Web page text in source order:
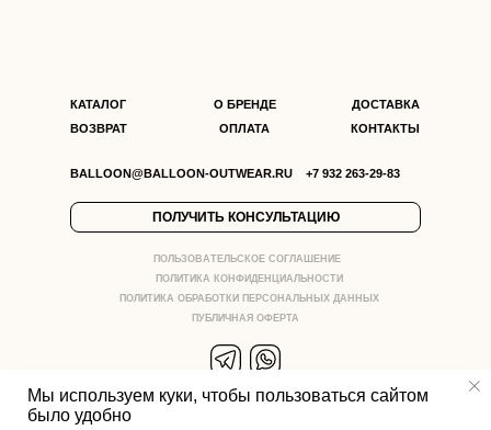
ПОЛУЧИТЬ КОНСУЛЬТАЦИЮ
КАТАЛОГ О БРЕНДЕ
ДОСТАВКА
КОНТАКТЫ
BALLOON. ВСЕ ПРАВА ЗАЩИЩЕНЫ
ПОЛЬЗОВАТЕЛЬСКОЕ СОГЛАШЕНИЕ
ПОЛИТИКА КОНФИДЕНЦИАЛЬНОСТИ
ПОЛИТИКА ОБРАБОТКИ ПЕРСОНАЛЬНЫХ ДАННЫХ
ПУБЛИЧНАЯ ОФЕРТА
BALLOON@BALLOON-OUTWEAR.RU +7 932 263-29-83
ВОЗВРАТ ОПЛАТА
Мы используем куки, чтобы пользоваться сайтом
было удобно